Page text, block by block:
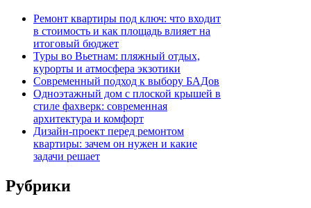
Ремонт квартиры под ключ: что входит
в стоимость и как площадь влияет на
итоговый бюджет
Туры во Вьетнам: пляжный отдых,
курорты и атмосфера экзотики
Современный подход к выбору БАДов
Одноэтажный дом с плоской крышей в
стиле фахверк: современная
архитектура и комфорт
Дизайн-проект перед ремонтом
квартиры: зачем он нужен и какие
задачи решает
Рубрики